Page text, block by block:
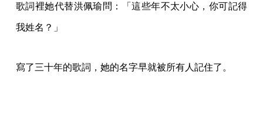
歌詞裡她代替洪佩瑜問：「這些年不太小心，你可記得
我姓名？」
寫了三十年的歌詞，她的名字早就被所有人記住了。